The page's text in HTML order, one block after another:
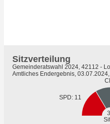
SPD: 11
Sitzverteilung
Gemeinderatswahl 2024, 42112 -
Amtliches Endergebnis,